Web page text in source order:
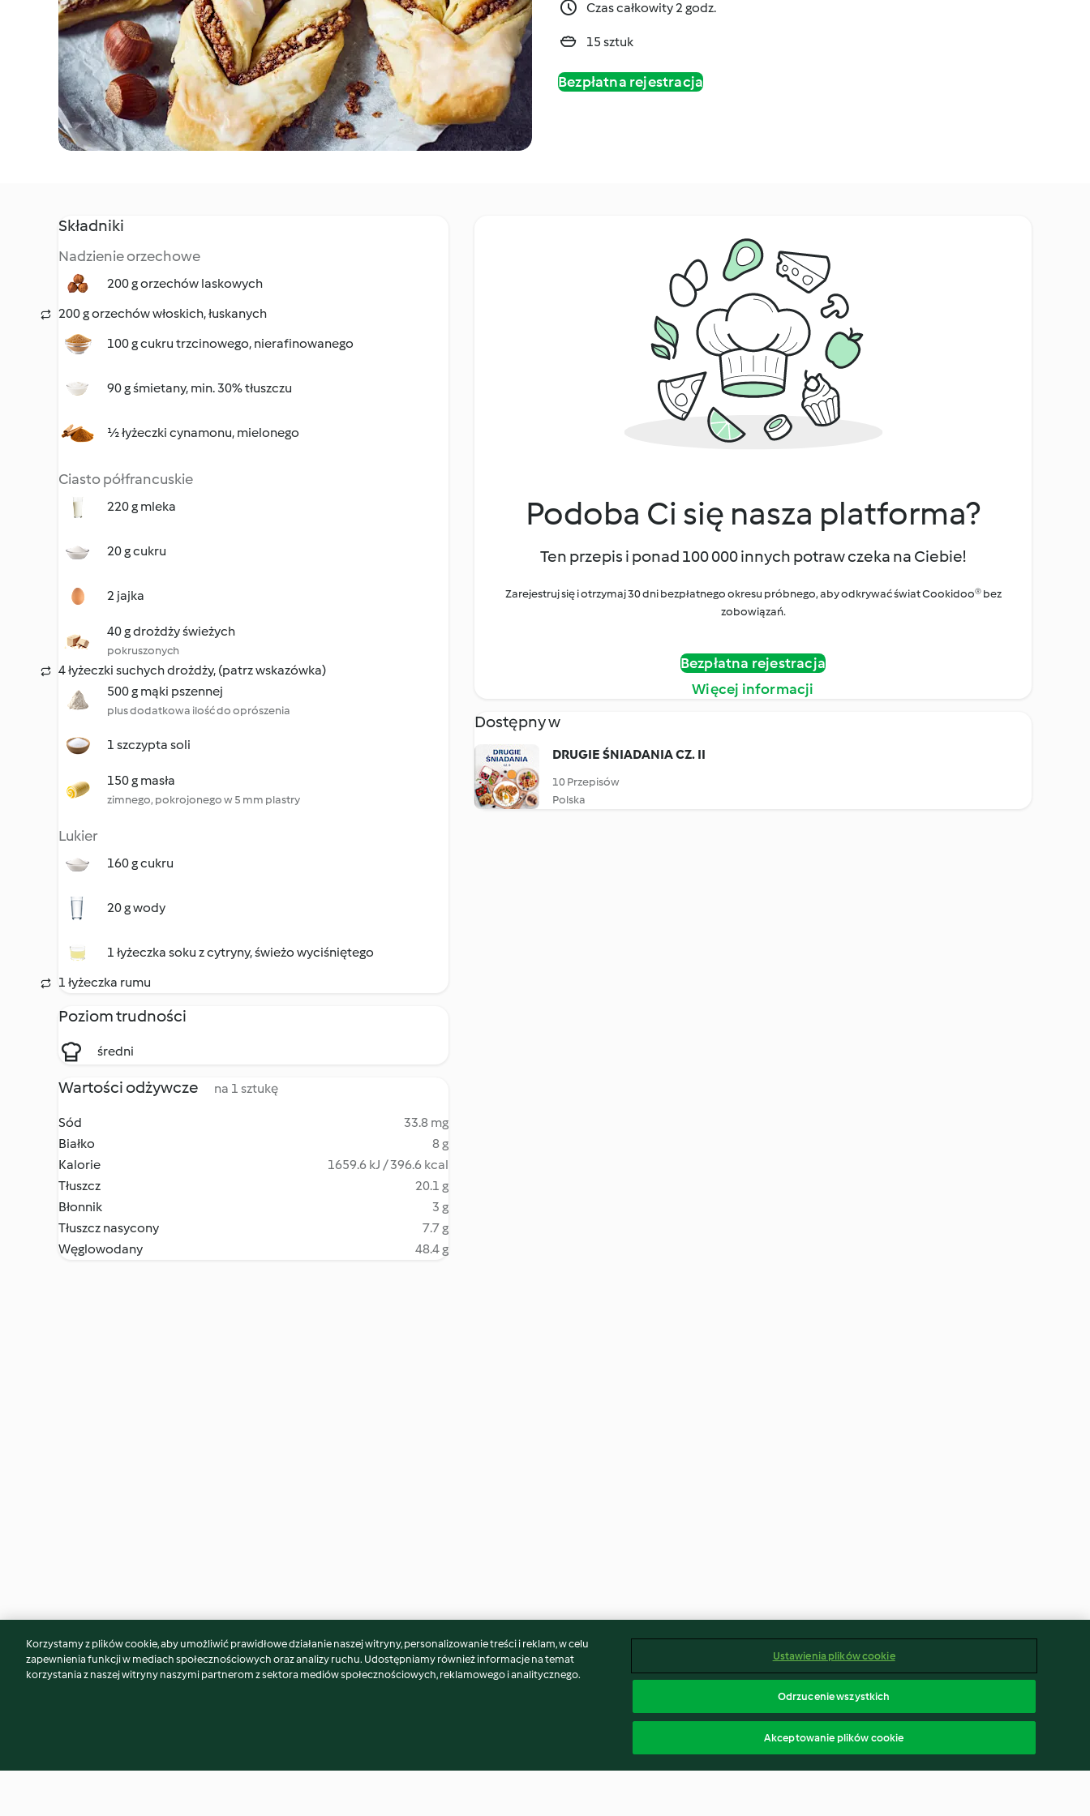
Czas całkowity 2 godz.
15 sztuk
Bezpłatna rejestracja
Składniki
Nadzienie orzechowe
200 g orzechów laskowych
200 g orzechów włoskich, łuskanych
100 g cukru trzcinowego, nierafinowanego
90 g śmietany, min. 30% tłuszczu
½ łyżeczki cynamonu, mielonego
Ciasto półfrancuskie
220 g mleka
20 g cukru
2 jajka
40 g drożdży świeżych
pokruszonych
4 łyżeczki suchych drożdży, (patrz wskazówka)
500 g mąki pszennej
plus dodatkowa ilość do oprószenia
1 szczypta soli
150 g masła
zimnego, pokrojonego w 5 mm plastry
Lukier
160 g cukru
20 g wody
1 łyżeczka soku z cytryny, świeżo wyciśniętego
1 łyżeczka rumu
Poziom trudności
średni
Wartości odżywcze na 1 sztukę
Sód
33.8 mg
Białko
8 g
Kalorie
1659.6 kJ / 396.6 kcal
Tłuszcz
20.1 g
Błonnik
3 g
Tłuszcz nasycony
7.7 g
Węglowodany
48.4 g
Podoba Ci się nasza platforma?
Ten przepis i ponad 100 000 innych potraw czeka na Ciebie!
Zarejestruj się i otrzymaj 30 dni bezpłatnego okresu próbnego, aby odkrywać świat Cookidoo® bez
zobowiązań.
Bezpłatna rejestracja
Więcej informacji
Dostępny w
DRUGIE ŚNIADANIA CZ. II
10 Przepisów
Polska
Może spodoba Ci się również...
Korzystamy z plików cookie, aby umożliwić prawidłowe działanie naszej witryny, personalizowanie treści i reklam, w celu
zapewnienia funkcji w mediach społecznościowych oraz analizy ruchu. Udostępniamy również informacje na temat
korzystania z naszej witryny naszymi partnerom z sektora mediów społecznościowych, reklamowego i analitycznego.
Ustawienia plików cookie
Odrzucenie wszystkich
Akceptowanie plików cookie